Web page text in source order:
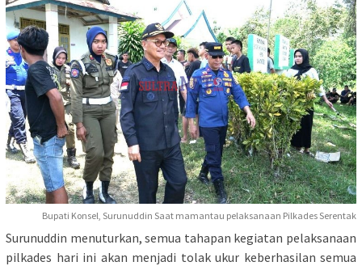
Bupati Konsel, Surunuddin Saat mamantau pelaksanaan Pilkades Serentak
Surunuddin menuturkan, semua tahapan kegiatan pelaksanaan
pilkades hari ini akan menjadi tolak ukur keberhasilan semua